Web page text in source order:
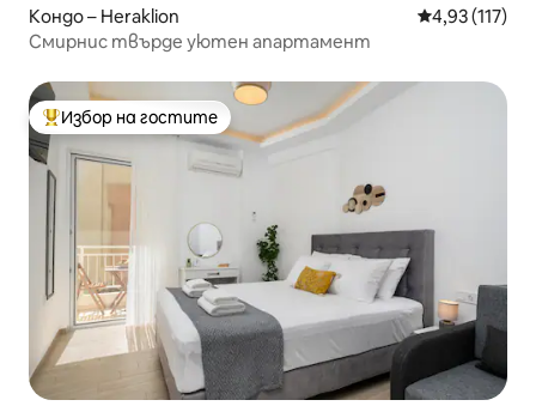
Кондо – Heraklion Средна
4,93 (117)
Смирнис твърде уютен апартамент
Най-популярен избор на гостите
Избор на гостите